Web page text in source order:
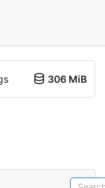
306 MiB